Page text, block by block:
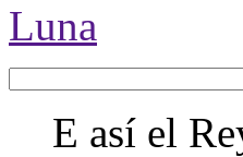
E así el